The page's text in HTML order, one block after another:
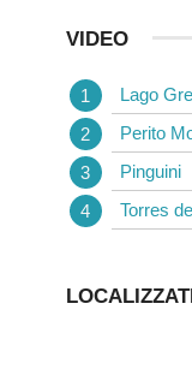
VIDEO
Lago
Perito
Pinguini
Torres